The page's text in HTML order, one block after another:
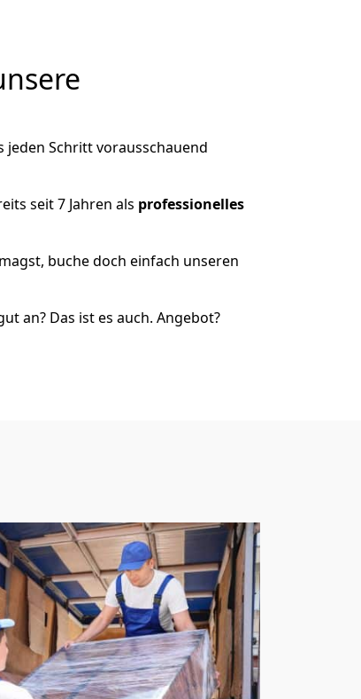
Schritt vorausschauend
seit 7 Jahren als professionelles
buche doch einfach unseren
an? Das ist es auch. Angebot?